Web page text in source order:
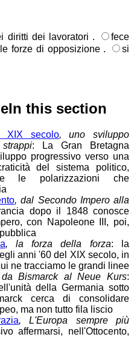
diritti dei lavoratori .
fece
forze di opposizione .
si
In this section
XIX secolo, uno sviluppo
: La Gran Bretagna
progressivo verso una
del sistema politico,
le polarizzazioni che
, dal Secondo Impero alla
dopo il 1848 conosce
con Napoleone III, poi,
, la forza della forza: la
anni '60 del XIX secolo, in
ne tracciamo le grandi linee
Bismarck al Neue Kurs:
della Germania sotto
cerca di consolidare
ma non tutto fila liscio
, L'Europa sempre più
affermarsi, nell'Ottocento,